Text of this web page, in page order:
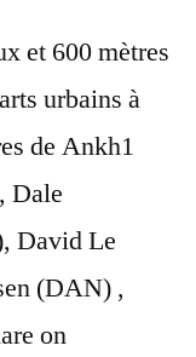
et 600 mètres
urbains à
de Ankh1
Dale
David Le
(DAN) ,
on